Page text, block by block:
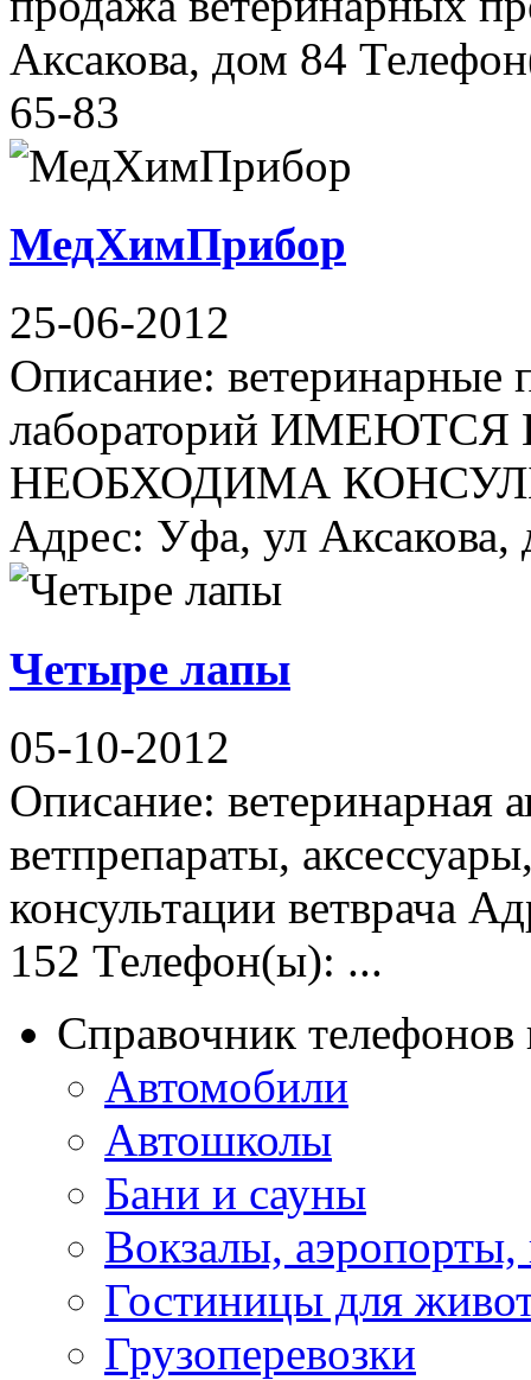
Аксакова, дом 84
65-83
МедХимПрибор
25-06-2012
Описание: ветеринарные
лабораторий
НЕОБХОДИМА
Адрес: Уфа, ул Аксакова,
Четыре лапы
05-10-2012
Описание: ветеринарная
ветпрепараты,
консультации ветврача
152 Телефон(ы): ...
Справочник
Автомобили
Автошколы
Бани и сауны
Вокзалы,
Гостиницы для
Грузоперевозки